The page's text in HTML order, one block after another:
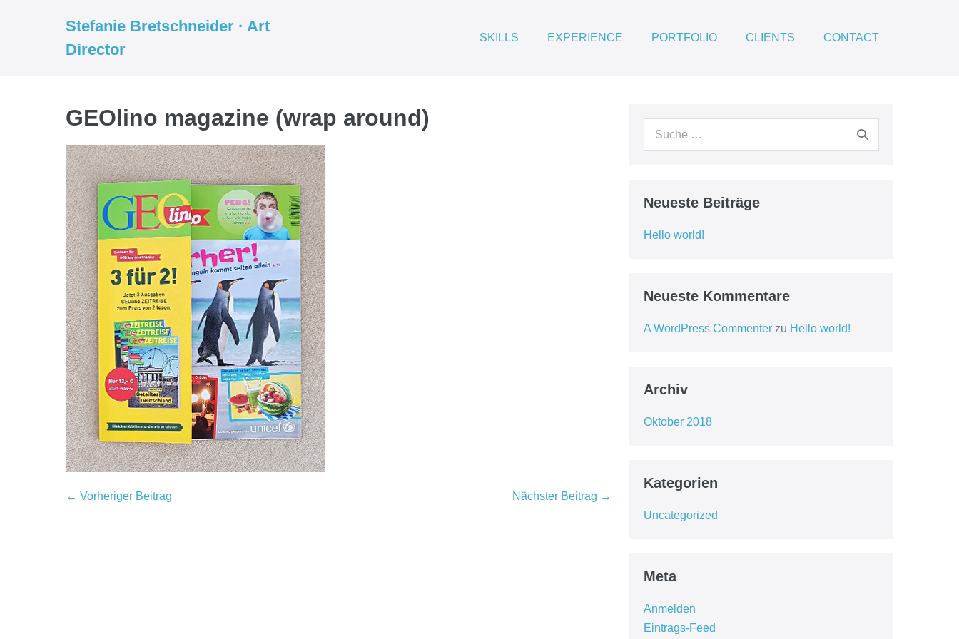
Stefanie Bretschneider · Art
Director
SKILLS EXPERIENCE PORTFOLIO CLIENTS CONTACT
GEOlino magazine (wrap around)
← Vorheriger Beitrag Nächster Beitrag →
Neueste Beiträge
Hello world!
Neueste Kommentare
A WordPress Commenterzu Hello world!
Archiv
Oktober 2018
Kategorien
Uncategorized
Meta
Anmelden
Eintrags-Feed